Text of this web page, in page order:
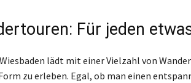
Für jeden
lädt mit einer Vielzahl von
zu erleben. Egal, ob man einen